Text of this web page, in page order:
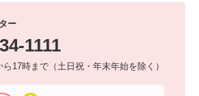
ー
1111
17時まで（土日祝・年末年始を除く）